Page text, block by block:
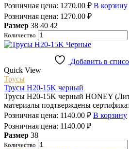
Розничная цена: 1270.00 ₽ В корзину
Розничная цена: 1270.00 ₽
Размер 38 40 42
Количество
Добавить в
Quick View
Трусы
Трусы H20-15K черный
Трусы H20-15K черный HONEY
материалы подтверждены
Розничная цена: 1140.00 ₽ В корзину
Розничная цена: 1140.00 ₽
Размер 38
Количество